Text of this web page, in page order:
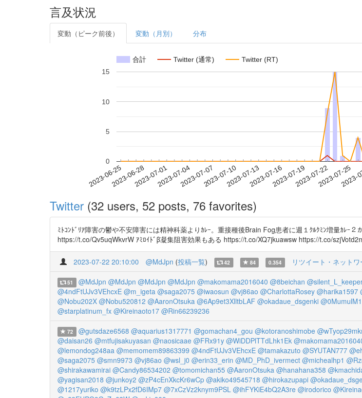
言及状況
変動（ピーク前後） 変動（月別） 分布
合計 Twitter (通常) Twitter (RT)
2023-06-252023-06-282023-07-012023-07-042023-07-072023-07-102023-07-132023-07-162023-07-192023-07-222023-07-25
0
5
10
15
Twitter (32 users, 52 posts, 76 favorites)
ﾐﾄｺﾝﾄﾞﾘｱ障害の鬱や不安障害には精神科薬よりｶﾚｰ。重接種後Brain Fog患者に週１ｸﾙｸﾐﾝ増量ｶﾚｰ
https://t.co/Qv5uqWkvrW ｱﾐﾛｲﾄﾞβ凝集阻害効果もある https://t.co/XQ7jkuawsw https://t.co/
2023-07-22 20:10:00 @MdJpn (投稿一覧) 42 84 0.354 リツイート・ネット
51 @MdJpn @MdJpn @MdJpn @MdJpn @makomama2016040 @8beichan
@4ndFtUJv3VEhcxE @m_igeta @saga2075 @iwaosun @vj86ao @CharlottaRosey @harika1597
@Nobu202X @Nobu520812 @AaronOtsuka @6Ap9et3XlltbLAF @okadaue_dsgenki
@starplatinum_fx @Kireinaoto17 @Rin66239236
72 @gutsdaze6568 @aquarius1317771 @gomachan4_gou @kotoranoshimobe
@daisan26 @mtfujisakuyasan @naosicaae @FRx91y @WiDDPlTTdLhk1Ek
@lemondog248aa @memomem89863399 @4ndFtUJv3VEhcxE @tamakazuto @SYUTAN777
@saga2075 @smn9973 @vj86ao @wsl_j0 @erin33_erin @MD_PhD_ivermect @michealhp1
@shirakawamirai @Candy86534202 @tomomichan55 @AaronOtsuka @hanahana358
@yagisan2018 @junkoy2 @zP4cEnXkcKr6wCp @akiko49545718 @hirokazupapi
@1217yuriko @k9tzLPx2fD6IMp7 @7xCzVz2knym9PSL @ihFYKiE4bQ2A3re @irodorico